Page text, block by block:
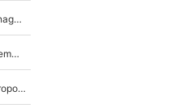
F1 : « Je lui ai fait un câlin, puis j’ai dû partir...», le témoignage émouvant de Max Verstappen sur sa fille
F1 : Charles Leclerc surpris par les paparazzis avec sa femme, les rumeurs étaient vraies !
Comme pour le final du Tour de France, Esteban Ocon propose un Grand Prix de Formule 1 à Paris : «Autour de l’Arc de Triomphe, ce serait génial» !